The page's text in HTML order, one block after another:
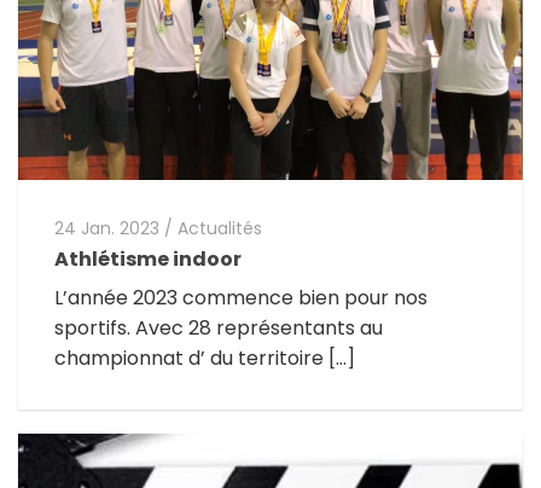
24 Jan. 2023 / Actualités
Athlétisme indoor
L’année 2023 commence bien pour nos
sportifs. Avec 28 représentants au
championnat d’ du territoire […]